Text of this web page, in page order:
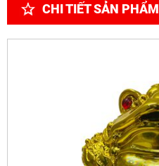
CHI TIẾT SẢN PHẨM